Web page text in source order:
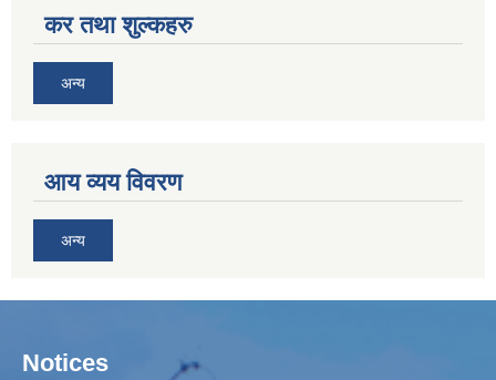
कर तथा शुल्कहरु
अन्य
आय व्यय विवरण
अन्य
Notices